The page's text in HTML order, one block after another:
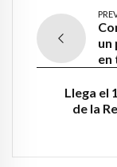
un
en
Llega el
de la